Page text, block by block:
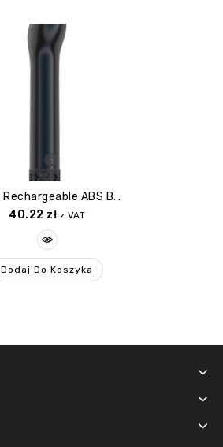
Jewel Rechargeable ABS Bullet Gunmetal
40.22 zł z VAT
Dodaj Do Koszyka